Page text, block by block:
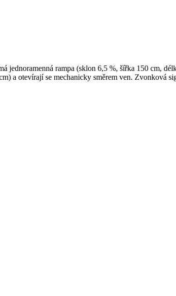
rampa (sklon 6,5 %, šířka 150 cm,
a otevírají se mechanicky směrem ven. Zvonková